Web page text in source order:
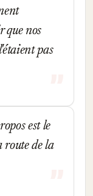
que nos
pas
est le
route de la